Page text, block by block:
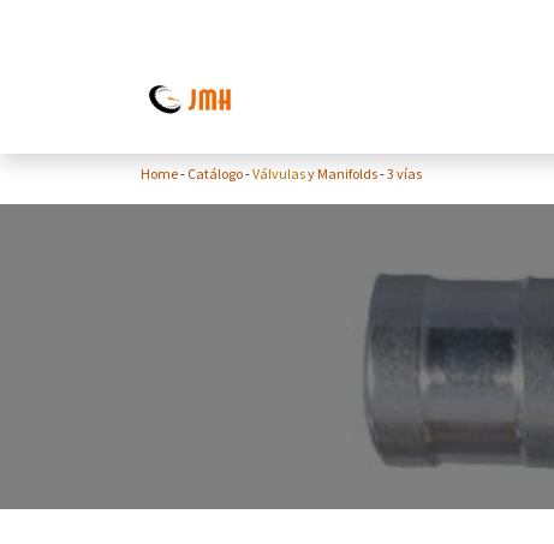
Home- Catálogo-Válvulasy Manifolds-3 vías